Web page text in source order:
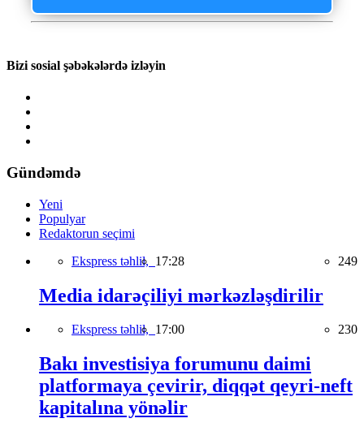
Bizi sosial şəbəkələrdə izləyin
Gündəmdə
Yeni
Populyar
Redaktorun seçimi
Ekspress təhlil, 17:28 249
Media idarəçiliyi mərkəzləşdirilir
Ekspress təhlil, 17:00 230
Bakı investisiya forumunu daimi
platformaya çevirir, diqqət qeyri-neft
kapitalına yönəlir